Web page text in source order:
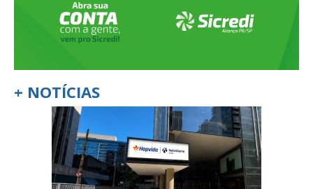
+ NOTÍCIAS